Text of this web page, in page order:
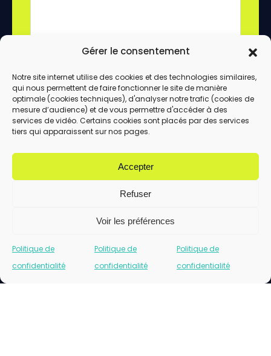
Gérer le consentement
Notre site internet utilise des cookies et des technologies similaires,
qui nous permettent de faire fonctionner le site de manière
optimale (cookies techniques), d'analyser notre trafic (cookies de
mesure d’audience) et de vous permettre d'accéder à des
services de vidéo. Certains cookies sont placés par des services
tiers qui apparaissent sur nos pages.
Accepter
Refuser
Voir les préférences
Politique de
confidentialité
Politique de
confidentialité
Politique de
confidentialité
En utilisant ce formulaire, vous acceptez le
stockage et le traitement de vos données
par ce site.